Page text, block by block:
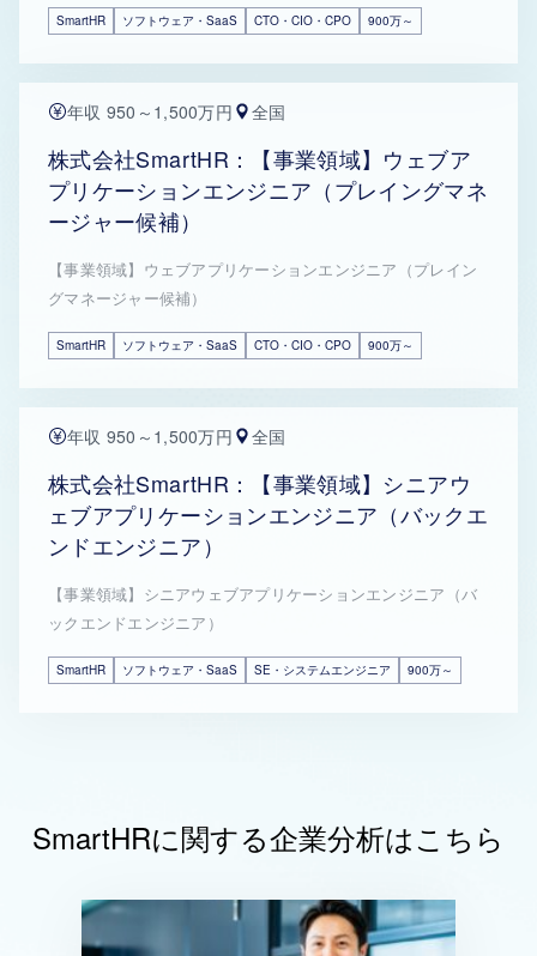
SmartHR ソフトウェア・SaaS CTO・CIO・CPO 900万～
年収 950～1,500万円 全国
株式会社SmartHR：【事業領域】ウェブア
プリケーションエンジニア（プレイングマネ
ージャー候補）
【事業領域】ウェブアプリケーションエンジニア（プレイン
グマネージャー候補）
SmartHR ソフトウェア・SaaS CTO・CIO・CPO 900万～
年収 950～1,500万円 全国
株式会社SmartHR：【事業領域】シニアウ
ェブアプリケーションエンジニア（バックエ
ンドエンジニア）
【事業領域】シニアウェブアプリケーションエンジニア（バ
ックエンドエンジニア）
SmartHR ソフトウェア・SaaS SE・システムエンジニア 900万～
SmartHRに関する企業分析はこちら